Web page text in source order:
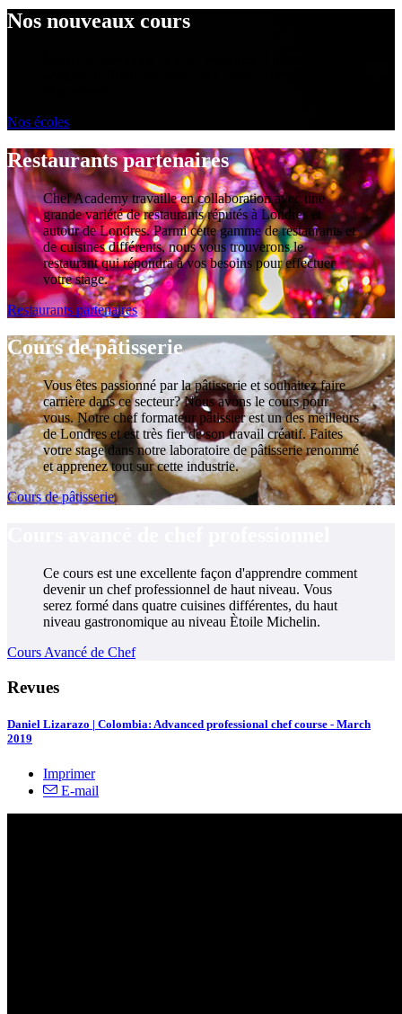
Nos nouveaux cours
Nos écoles
Restaurants partenaires
Chef Academy travaille en collaboration avec une
grande variété de restaurants réputés à Londres et
autour de Londres. Parmi cette gamme de restaurants et
de cuisines différents, nous vous trouverons le
restaurant qui répondra à vos besoins pour effectuer
votre stage.
Restaurants partenaires
Cours de pâtisserie
Vous êtes passionné par la pâtisserie et souhaitez faire
carrière dans ce secteur? Nous avons le cours pour
vous. Notre chef formateur pâtissier est un des meilleurs
de Londres et est très fier de son travail créatif. Faites
votre stage dans notre laboratoire de pâtisserie renommé
et apprenez tout sur cette industrie.
Cours de pâtisserie
Ce cours est une excellente façon d'apprendre comment
devenir un chef professionnel de haut niveau. Vous
serez formé dans quatre cuisines différentes, du haut
niveau gastronomique au niveau Ètoile Michelin.
Cours Avancé de Chef
Revues
Daniel Lizarazo | Colombia: Advanced professional chef course - March
2019
Imprimer
E-mail